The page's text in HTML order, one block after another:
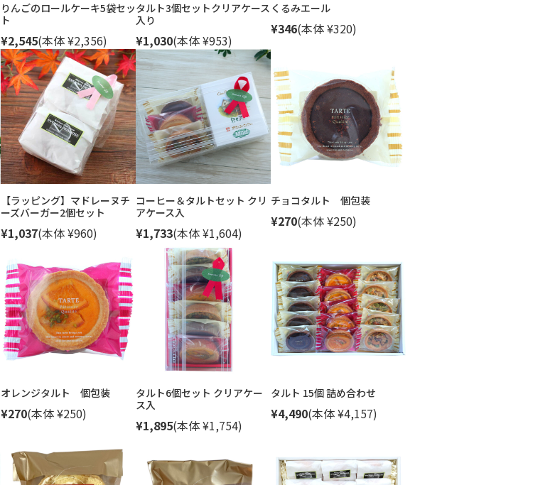
りんごのロールケーキ5袋セッ
ト
¥2,545(本体 ¥2,356)
タルト3個セットクリアケース
入り
¥1,030(本体 ¥953)
くるみエール
¥346(本体 ¥320)
【ラッピング】マドレーヌチ
ーズバーガー2個セット
¥1,037(本体 ¥960)
コーヒー＆タルトセット クリ
アケース入
¥1,733(本体 ¥1,604)
チョコタルト 個包装
¥270(本体 ¥250)
オレンジタルト 個包装
¥270(本体 ¥250)
タルト6個セット クリアケー
ス入
¥1,895(本体 ¥1,754)
タルト 15個 詰め合わせ
¥4,490(本体 ¥4,157)